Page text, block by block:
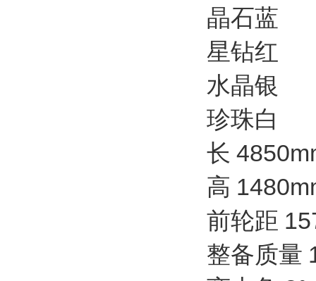
晶石蓝
星钻红
水晶银
珍珠白
长
高
前轮距
整备质量